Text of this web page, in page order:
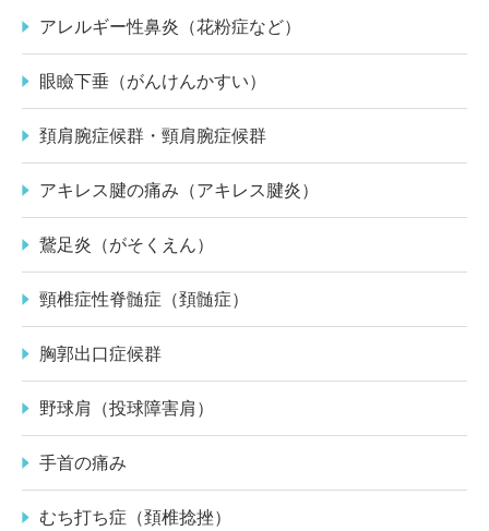
アレルギー性鼻炎（花粉症など）
眼瞼下垂（がんけんかすい）
頚肩腕症候群・頸肩腕症候群
アキレス腱の痛み（アキレス腱炎）
鵞足炎（がそくえん）
頸椎症性脊髄症（頚髄症）
胸郭出口症候群
野球肩（投球障害肩）
手首の痛み
むち打ち症（頚椎捻挫）